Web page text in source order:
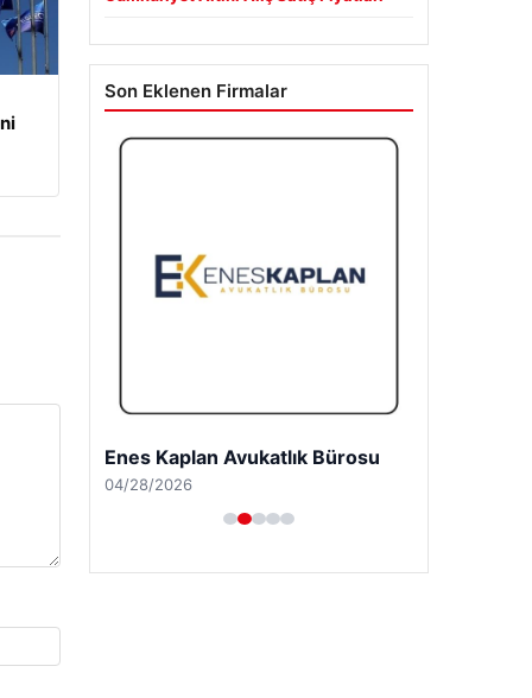
Son Eklenen Firmalar
Enes Kaplan Avukatlık Bürosu
04/28/2026